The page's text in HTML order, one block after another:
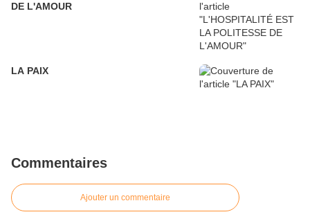
DE L'AMOUR
LA PAIX
Commentaires
Ajouter un commentaire